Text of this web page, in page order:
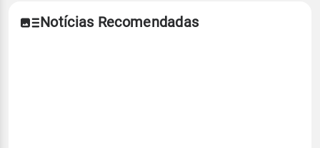
Notícias Recomendadas